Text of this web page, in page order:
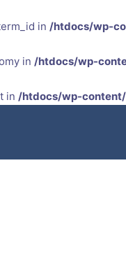
in /htdocs/wp-
in /htdocs/wp-
in /htdocs/wp-